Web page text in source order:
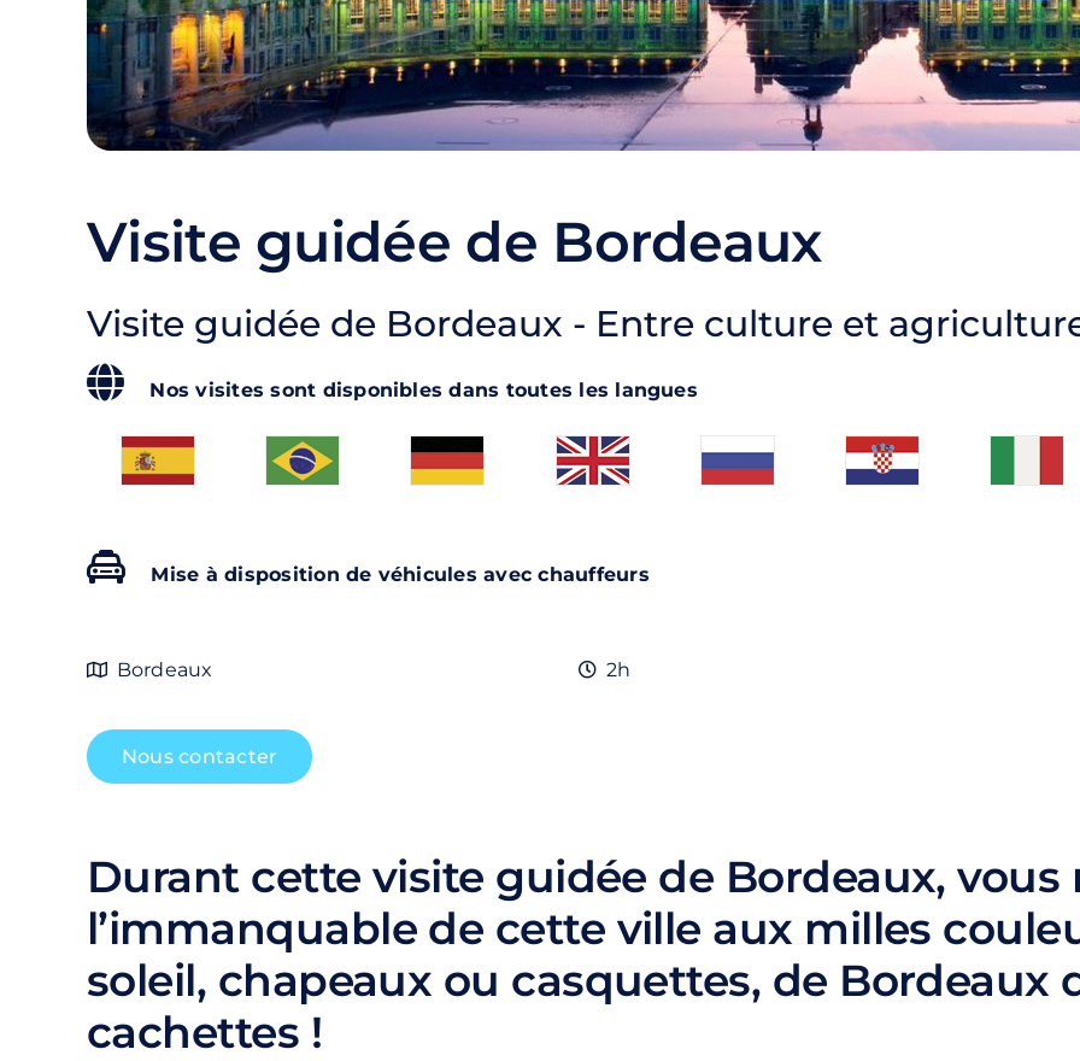
Visite guidée de Bordeaux
Visite guidée de Bordeaux - Entre culture et
Nos visites sont disponibles dans toutes les langues
Mise à disposition de véhicules avec chauffeurs
Bordeaux 2h
Nous contacter
Durant cette visite guidée de Bordeaux, vous
l’immanquable de cette ville aux milles
soleil, chapeaux ou casquettes, de Bordeaux
cachettes !